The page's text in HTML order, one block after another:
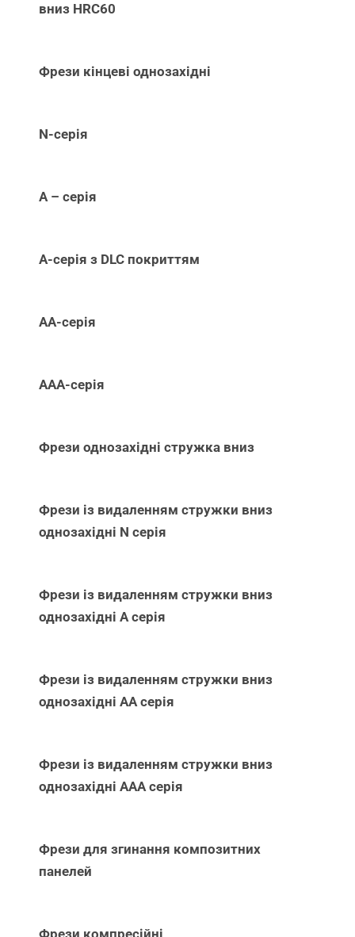
вниз НRC60
Фрези кінцеві однозахідні
N-серія
А – серія
А-серія з DLC покриттям
АА-серія
ААА-серія
Фрези однозахідні стружка вниз
Фрези із видаленням стружки вниз
однозахідні N серія
Фрези із видаленням стружки вниз
однозахідні А серія
Фрези із видаленням стружки вниз
однозахідні АА серія
Фрези із видаленням стружки вниз
однозахідні ААА серія
Фрези для згинання композитних
панелей
Фрези компресійні